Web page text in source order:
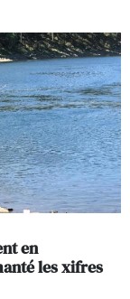
en
les xifres